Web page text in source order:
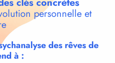
clés concrètes
personnelle et
des rêves de
à :